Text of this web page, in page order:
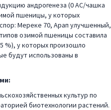
андрогенеза (0 АС/чашка
пшеницы, у которых
Мереке 70, Арап улучшенный,
озимой пшеницы составила
%), у которых произошло
будут использованы в
культур по
биотехнологии растений.